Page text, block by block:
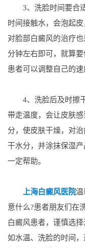
3、洗脸时间要合适
时间接触水，会泡起
对脸部白癜风的治疗
分钟左右即可，就算
患者可以调整自己的速
4、洗脸后及时擦干
带走温度，会让皮肤
分，使皮肤干燥，对
干水分，并涂抹保湿
一定帮助。
上海白癜风医院温
意什么?患者朋友们在
白癜风患者，谨慎选
如水温、洗脸的时间